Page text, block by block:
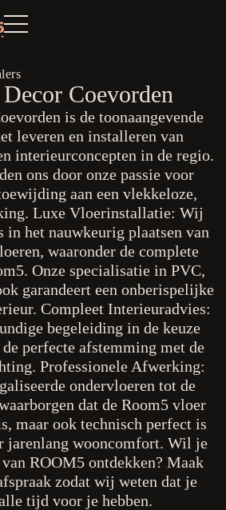
Coevorden
is de toonaangevende
leveren en installeren van
interieurconcepten in de regio.
ons door onze passie voor
aan een vlekkeloze,
Luxe Vloerinstallatie: Wij
in het nauwkeurig plaatsen van
waaronder de complete
Onze specialisatie in PVC,
garandeert een onberispelijke
Compleet Interieuradvies:
begeleiding in de keuze
perfecte afstemming met de
Professionele Afwerking:
ondervloeren tot de
dat de Room5 vloer
maar ook technisch perfect is
jarenlang wooncomfort. Wil je
ROOM5 ontdekken? Maak
zodat wij weten dat je
tijd voor je hebben.